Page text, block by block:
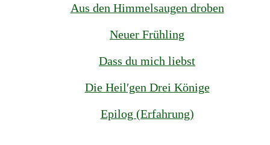
Aus den Himmelsaugen droben
Neuer Frühling
Dass du mich liebst
Die Heil′gen Drei Könige
Epilog (Erfahrung)